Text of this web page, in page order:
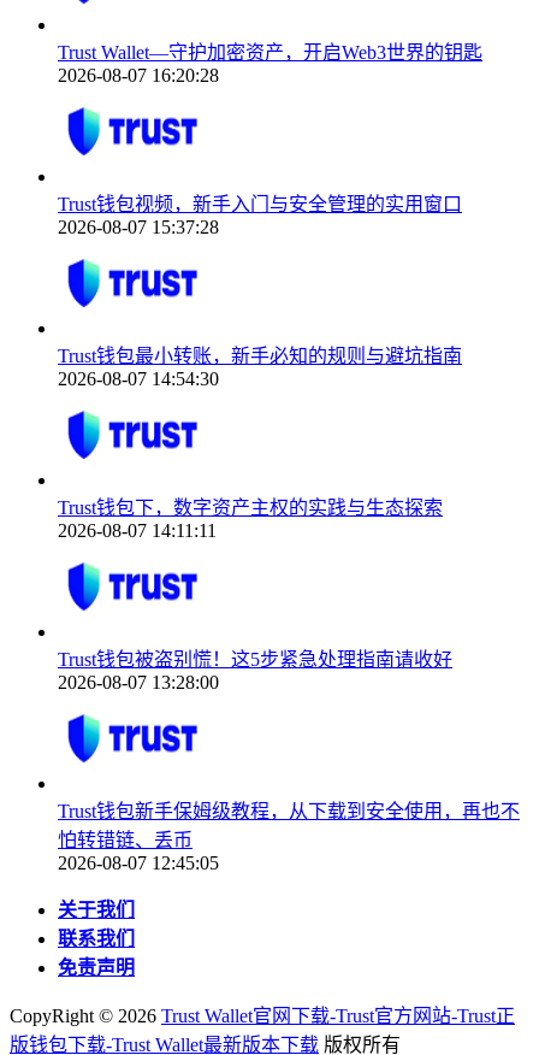
Trust Wallet—守护加密资产，开启Web3世界的钥匙
2026-08-07 16:20:28
Trust钱包视频，新手入门与安全管理的实用窗口
2026-08-07 15:37:28
Trust钱包最小转账，新手必知的规则与避坑指南
2026-08-07 14:54:30
Trust钱包下，数字资产主权的实践与生态探索
2026-08-07 14:11:11
Trust钱包被盗别慌！这5步紧急处理指南请收好
2026-08-07 13:28:00
Trust钱包新手保姆级教程，从下载到安全使用，再也不
怕转错链、丢币
2026-08-07 12:45:05
关于我们
联系我们
免责声明
CopyRight © 2026 Trust Wallet官网下载-Trust官方网站-Trust正
版钱包下载-Trust Wallet最新版本下载 版权所有